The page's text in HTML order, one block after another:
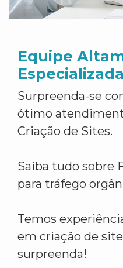
Equipe
Especializada
Surpreenda-se
ótimo
Criação de Sites.
Saiba tudo sobre
para tráfego
Temos
em criação de
surpreenda!